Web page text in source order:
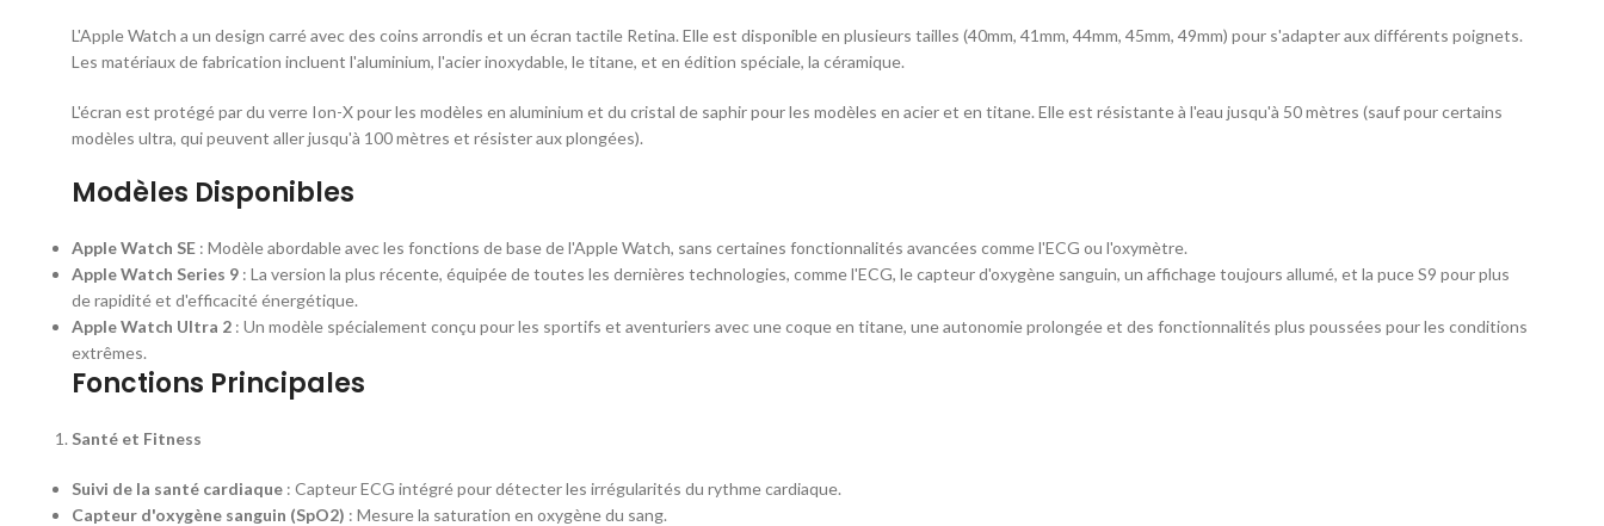
L'Apple Watch a un design carré avec des coins arrondis et un écran tactile Retina. Elle est disponible en plusieurs tailles (40mm, 41mm, 44mm, 45mm, 49mm) pour s'adapter aux différents poignets.
Les matériaux de fabrication incluent l'aluminium, l'acier inoxydable, le titane, et en édition spéciale, la céramique.
L'écran est protégé par du verre Ion-X pour les modèles en aluminium et du cristal de saphir pour les modèles en acier et en titane. Elle est résistante à l'eau jusqu'à 50 mètres (sauf pour certains
modèles ultra, qui peuvent aller jusqu'à 100 mètres et résister aux plongées).
Modèles Disponibles
Apple Watch SE : Modèle abordable avec les fonctions de base de l'Apple Watch, sans certaines fonctionnalités avancées comme l'ECG ou l'oxymètre.
Apple Watch Series 9 : La version la plus récente, équipée de toutes les dernières technologies, comme l'ECG, le capteur d'oxygène sanguin, un affichage toujours allumé, et la puce S9 pour plus
de rapidité et d'efficacité énergétique.
Apple Watch Ultra 2 : Un modèle spécialement conçu pour les sportifs et aventuriers avec une coque en titane, une autonomie prolongée et des fonctionnalités plus poussées pour les conditions
extrêmes.
Fonctions Principales
Santé et Fitness
Suivi de la santé cardiaque : Capteur ECG intégré pour détecter les irrégularités du rythme cardiaque.
Capteur d'oxygène sanguin (SpO2) : Mesure la saturation en oxygène du sang.